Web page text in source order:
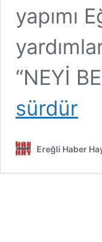
yapımı
“NEYİ
sürdür
Ereğli Haber